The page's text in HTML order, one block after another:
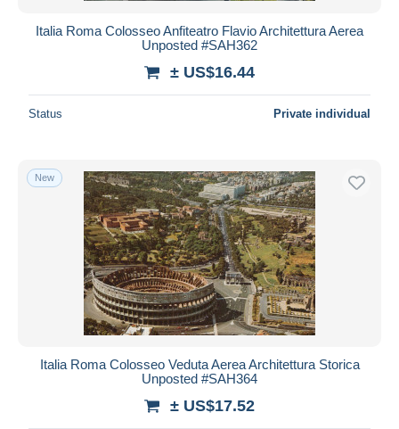
Italia Roma Colosseo Anfiteatro Flavio Architettura Aerea
Unposted #SAH362
± US$16.44
Status Private individual
New
Italia Roma Colosseo Veduta Aerea Architettura Storica
Unposted #SAH364
± US$17.52